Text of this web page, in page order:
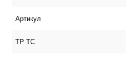
Артикул
ТР ТС